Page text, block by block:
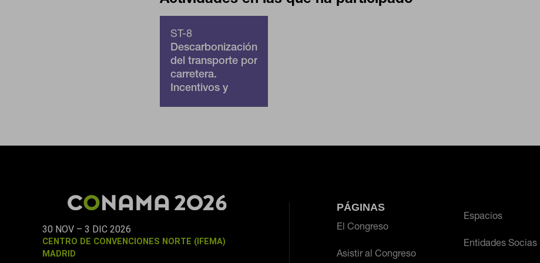
ST-8
Descarbonización
del transporte por
carretera.
Incentivos y
30 NOV – 3 DIC 2026
CENTRO DE CONVENCIONES NORTE (IFEMA)
MADRID
PÁGINAS
El Congreso
Asistir al Congreso
Espacios
Entidades Socias